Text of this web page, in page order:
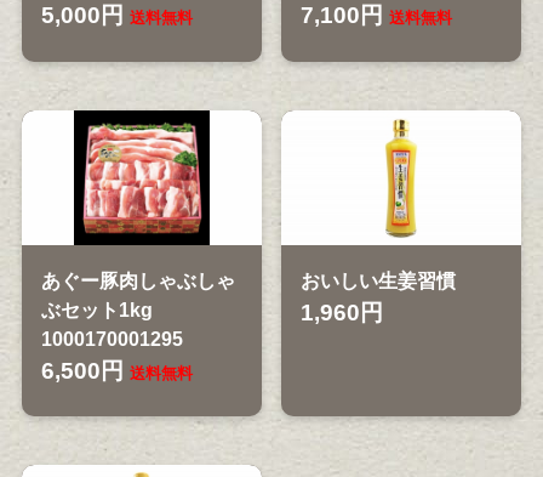
5,000円 送料無料 7,100円 送料無料
あぐー豚肉しゃぶしゃ
ぶセット1kg
1000170001295
6,500円 送料無料
おいしい生姜習慣
1,960円